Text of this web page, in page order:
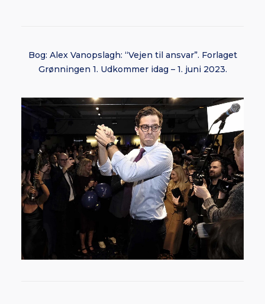
Bog: Alex Vanopslagh: “Vejen til ansvar”. Forlaget
Grønningen 1. Udkommer idag – 1. juni 2023.